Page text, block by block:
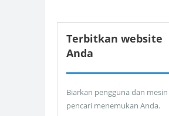
Terbitkan website
Anda
Biarkan pengguna dan mesin
pencari menemukan Anda.